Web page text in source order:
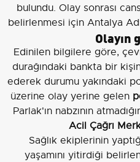
bulundu. Olay sonrası
belirlenmesi için Antalya
Olayın
Edinilen bilgilere göre,
durağındaki bankta bir
ederek durumu yakındaki
üzerine olay yerine gelen
Parlak'ın nabzının
Acil Çağrı
Sağlık ekiplerinin
yaşamını yitirdiği